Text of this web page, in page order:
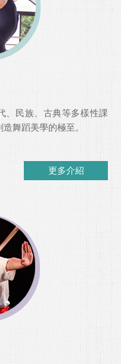
、民族、古典等多樣性課
舞蹈美學的極至。
更多介紹